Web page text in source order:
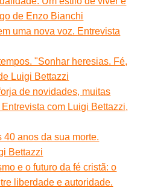
de Enzo Bianchi
uma nova voz. Entrevista
"Sonhar heresias. Fé,
Luigi Bettazzi
de novidades, muitas
com Luigi Bettazzi,
40 anos da sua morte.
Bettazzi
e o futuro da fé cristã: o
liberdade e autoridade.